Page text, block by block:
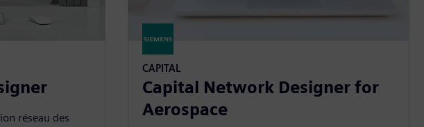
réseau des
CAPITAL
Capital Network Designer for
Aerospace